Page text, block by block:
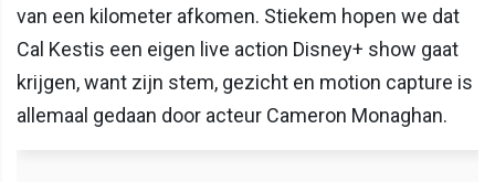
van een kilometer afkomen. Stiekem hopen we dat
Cal Kestis een eigen live action Disney+ show gaat
krijgen, want zijn stem, gezicht en motion capture is
allemaal gedaan door acteur Cameron Monaghan.